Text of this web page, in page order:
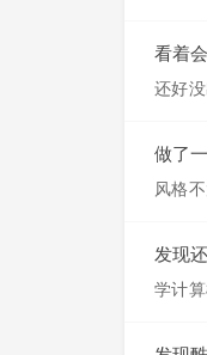
看着
还好
做了
风格
发现
学计